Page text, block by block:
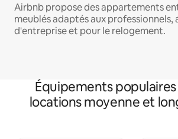
Airbnb propose des appartements
meublés adaptés aux professionnels,
d'entreprise et pour le relogement.
Équipements
locations moyenne et